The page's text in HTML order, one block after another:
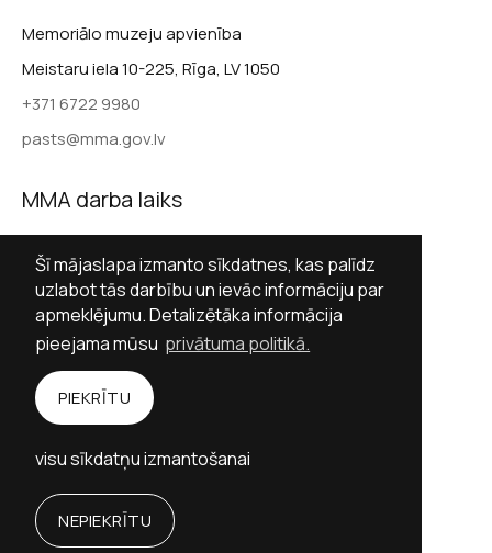
Šī mājaslapa izmanto sīkdatnes, kas palīdz
uzlabot tās darbību un ievāc informāciju par
apmeklējumu. Detalizētāka informācija
pieejama mūsu privātuma politikā.
NEPIEKRĪTU
PIEKRĪTU
visu sīkdatņu izmantošanai
Memoriālo muzeju apvienība
Meistaru iela 10-225, Rīga, LV 1050
+371 6722 9980
pasts@mma.gov.lv
MMA darba laiks
Sestdienās slēgts
Svētdienās slēgts
Sekot MMA
Facebook
YouTube
Personību stāstu vietne izstrādāta ar Valsts
kultūrkapitāla fonda finansiālu atbalstu.